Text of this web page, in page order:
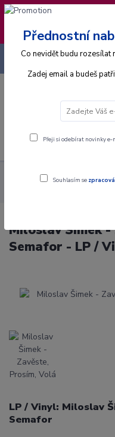
❣️ Od 4.8. do 13.8.
expedice
+420 725 736 293
Alba Gramodesky
Miloslav Šimek
Semafor - LP /
LP / Vinyl: Miloslav
Semafor
Přednostní
Co nevidět budu rozesílat
Zadej email a budeš
Přeji si odebírat novinky
Souhlasím se